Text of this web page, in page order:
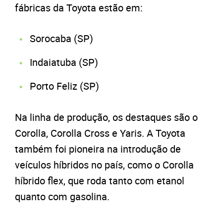
fábricas da Toyota estão em:
Sorocaba (SP)
Indaiatuba (SP)
Porto Feliz (SP)
Na linha de produção, os destaques são o
Corolla, Corolla Cross e Yaris. A Toyota
também foi pioneira na introdução de
veículos híbridos no país, como o Corolla
híbrido flex, que roda tanto com etanol
quanto com gasolina.